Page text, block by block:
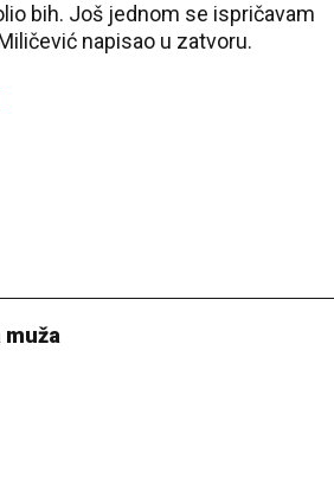
bih. Još jednom se ispričavam
napisao u zatvoru.21 °C